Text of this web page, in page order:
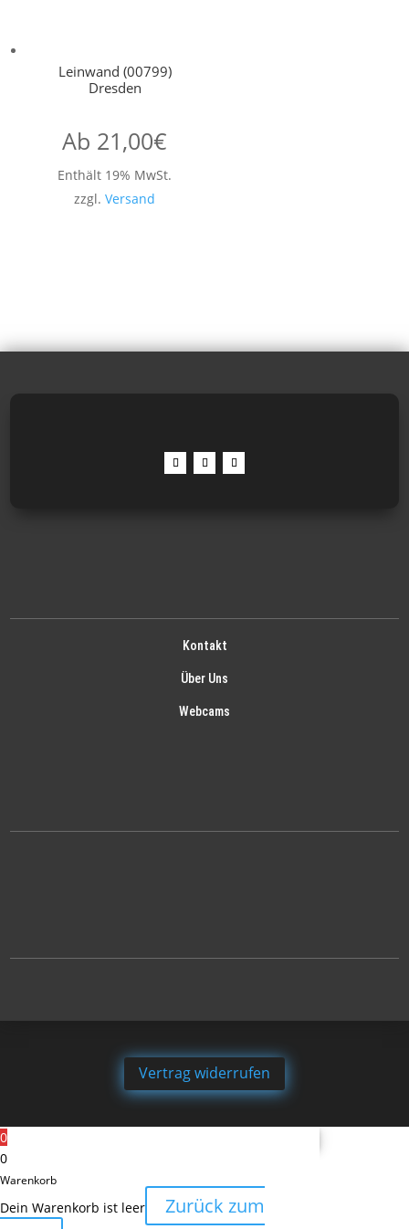
Leinwand (00799)
Dresden
Ab 21,00€
Enthält 19% MwSt.
zzgl.Versand
Kontakt
Über Uns
Webcams
Vertrag widerrufen
0
0
Warenkorb
Dein Warenkorb ist leer
Zurück zum